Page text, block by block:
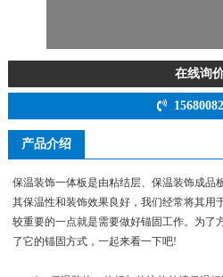
在线询
产品介绍
保温装饰一体板是由粘结层、保温装饰成品
其保温性和装饰效果良好，我们经常将其用
较重要的一点就是需要做好锚固工作。为了
了它的锚固方式，一起来看一下吧!